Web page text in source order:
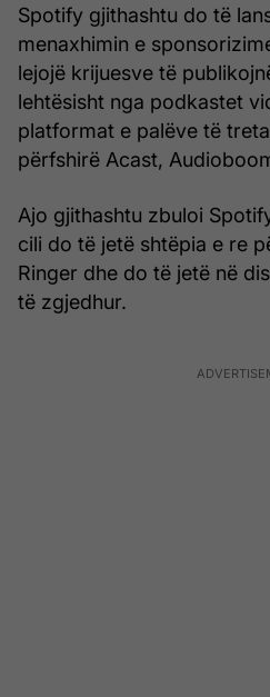
Spotify gjithashtu do të
menaxhimin e
lejojë krijuesve të
lehtësisht nga podkastet
platformat e palëve të
përfshirë Acast,
Ajo gjithashtu zbuloi
cili do të jetë shtëpia e re
Ringer dhe do të jetë në
të zgjedhur.